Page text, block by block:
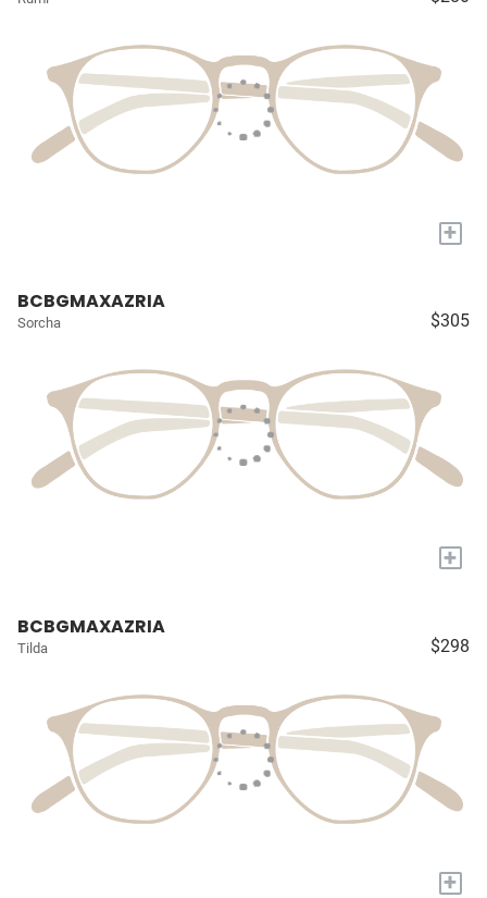
+
BCBGMAXAZRIA
Sorcha $305
+
BCBGMAXAZRIA
Tilda $298
+